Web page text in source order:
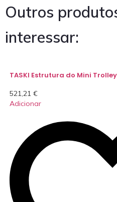
Outros
interessar:
TASKI Estrutura do Mini Trolley
521,21 €
Adicionar